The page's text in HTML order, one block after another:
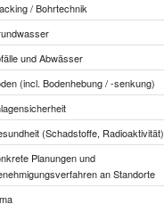
/ Bohrtechnik
und Abwässer
(incl. Bodenhebung / -senkung)
(Schadstoffe, Radioaktivität)
Planungen und
an Standorte